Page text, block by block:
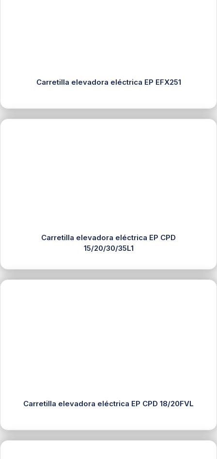
Carretilla elevadora eléctrica EP EFX251
Carretilla elevadora eléctrica EP CPD
15/20/30/35L1
Carretilla elevadora eléctrica EP CPD 18/20FVL